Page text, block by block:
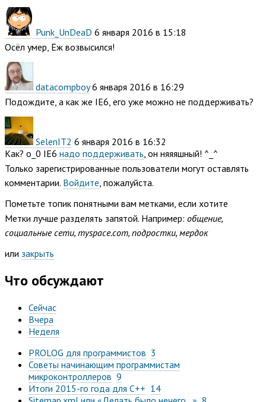
Punk_UnDeaD 6 января 2016 в 15:18
Осёл умер, Ёж возвысился!
datacompboy 6 января 2016 в 16:29
Подождите, а как же IE6, его уже можно не поддерживать?
SelenIT2 6 января 2016 в 16:32
Как? o_0 IE6 надо поддерживать , он няяяшный! ^_^
Только зарегистрированные пользователи могут оставлять
комментарии. Войдите, пожалуйста.
Пометьте топик понятными вам метками, если хотите
Метки лучше разделять запятой. Например: общение,
социальные сети, myspace.com, подростки, мердок
или закрыть
Что обсуждают
Сейчас
Вчера
Неделя
PROLOG для программистов 3
Советы начинающим программистам
микроконтроллеров 9
Итоги 2015-го года для C++ 14